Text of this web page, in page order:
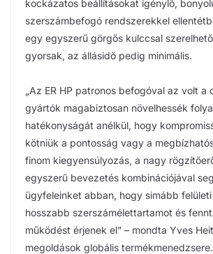
kockázatos beállításokat igénylő,
szerszámbefogó rendszerekkel
egy egyszerű görgős kulccsal
gyorsak, az állásidő pedig minimális.
„Az ER HP patronos befogóval az volt a
gyártók magabiztosan növelhessék
hatékonyságát anélkül, hogy
kötniük a pontosság vagy a
finom kiegyensúlyozás, a nagy
egyszerű bevezetés kombinációjával
ügyfeleinket abban, hogy simább
hosszabb szerszámélettartamot és
működést érjenek el” – mondta Yves
megoldások globális termékmenedzsere.